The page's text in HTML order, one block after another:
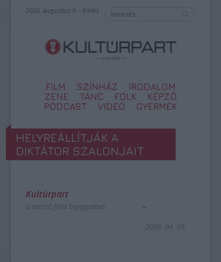
2026. augusztus 9. – Emőd
FILM SZÍNHÁZ
IRODALOM
ZENE
TÁNC FOLK
KÉPZŐ
PODCAST
VIDEÓ GYERMEK
HELYREÁLLÍTJÁK A
DIKTÁTOR SZALONJAIT
Kultúrpart
a szerző friss bejegyzései
2009. 04. 09.